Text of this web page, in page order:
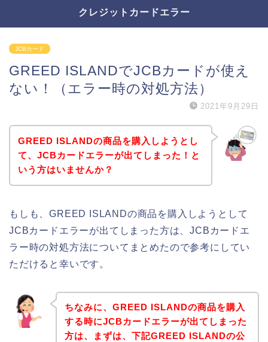
クレジットカードエラー
JCBカード
GREED ISLANDでJCBカードが使え
ない！（エラー時の対処方法）
2021年9月29日
GREED ISLANDの商品を購入しようとし
て、JCBカードエラーが出てしまった！と
いう方はいませんか？
もしも、GREED ISLANDの商品を購入しようとして
JCBカードエラーが出てしまった方は、JCBカードエ
ラー時の対処方法についてまとめたので参考にしてい
ただけると幸いです。
ちなみに、GREED ISLANDの商品を購入
する時にJCBカードエラーが出てしまった
方は、まずは、下記GREED ISLANDの公